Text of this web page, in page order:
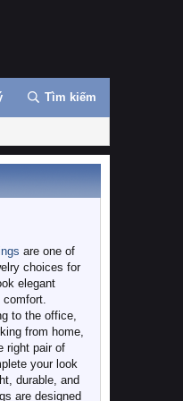
Tìm kiếm
are one of
choices for
elegant
to the office,
from home,
right pair of
your look
durable, and
are designed